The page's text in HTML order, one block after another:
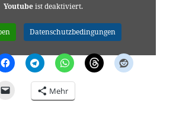
Youtubeist deaktiviert.
Datenschutzbedingungen
Mehr